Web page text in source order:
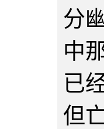
分
中
已
但